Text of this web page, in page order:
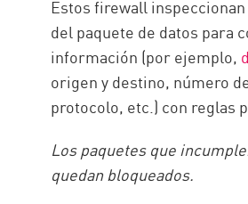
Estos firewall
del paquete de datos para
información (por ejemplo,
origen y destino, número
protocolo, etc.) con reglas
Los paquetes que
quedan bloqueados.